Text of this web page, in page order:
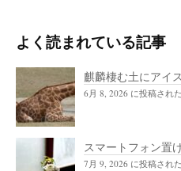
よく読まれている記事
麒麟棲む土にアイ
6月 8, 2026 に投稿された
スマートフォン置
7月 9, 2026 に投稿された